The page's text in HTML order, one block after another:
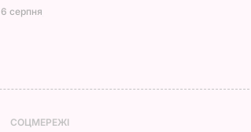
6 серпня, 09.54
СОЦМЕРЕЖІ